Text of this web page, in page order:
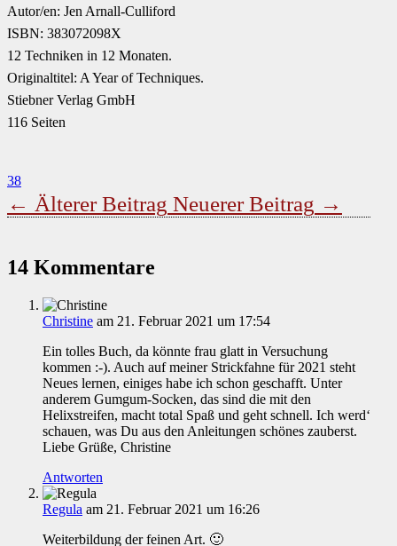
Autor/en: Jen Arnall-Culliford
ISBN: 383072098X
12 Techniken in 12 Monaten.
Originaltitel: A Year of Techniques.
Stiebner Verlag GmbH
116 Seiten
38
← Älterer Beitrag Neuerer Beitrag →
14 Kommentare
Christine am 21. Februar 2021 um 17:54
Ein tolles Buch, da könnte frau glatt in Versuchung
kommen :-). Auch auf meiner Strickfahne für 2021 steht
Neues lernen, einiges habe ich schon geschafft. Unter
anderem Gumgum-Socken, das sind die mit den
Helixstreifen, macht total Spaß und geht schnell. Ich werd‘
schauen, was Du aus den Anleitungen schönes zauberst.
Liebe Grüße, Christine
Antworten
Regula am 21. Februar 2021 um 16:26
Weiterbildung der feinen Art. 🙂